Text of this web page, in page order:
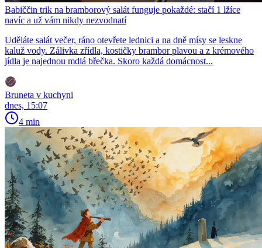
Babiččin trik na bramborový salát funguje pokaždé: stačí 1 lžíce
navíc a už vám nikdy nezvodnatí
Uděláte salát večer, ráno otevřete lednici a na dně mísy se leskne
kaluž vody. Zálivka zřídla, kostičky brambor plavou a z krémového
jídla je najednou mdlá břečka. Skoro každá domácnost...
Bruneta v kuchyni
dnes, 15:07
4 min